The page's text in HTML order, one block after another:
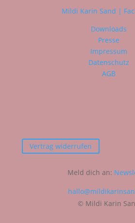
Mildi Karin Sand |
Downloads
Presse
Impressum
Datenschutz
AGB
Vertrag widerrufen
Meld dich an:
© Mildi Karin